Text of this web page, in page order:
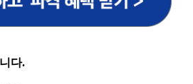
스를 제공하기 위함.
, 해커스금융, 해커스임용, 해커스공무
, 해커스공인중개사, 해커스주택관리
다.